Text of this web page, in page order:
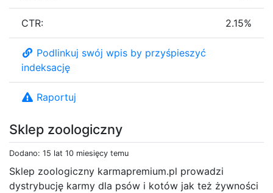
Sklep zoologiczny
Dodano: 15 lat 10 miesięcy temu
Sklep zoologiczny karmapremium.pl prowadzi
dystrybucję karmy dla psów i kotów jak też żywności
CTR: 2.15%
Podlinkuj swój wpis by przyśpieszyć
indeksację
Raportuj